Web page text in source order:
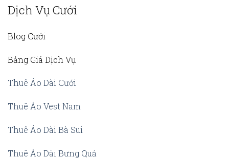
Dịch Vụ Cưới
Blog Cưới
Bảng Giá Dịch Vụ
Thuê Áo Dài Cưới
Thuê Áo Vest Nam
Thuê Áo Dài Bà Sui
Thuê Áo Dài Bưng Quả